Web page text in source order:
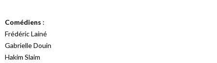
Comédiens :
Frédéric Lainé
Gabrielle Douin
Hakim Slaim